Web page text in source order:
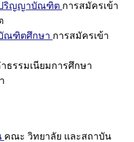
ปริญญาบัณฑิต การสมัครเข้า
ณฑิตศึกษา การสมัครเข้า
ธรรมเนียมการศึกษา
คณะ วิทยาลัย และสถาบัน